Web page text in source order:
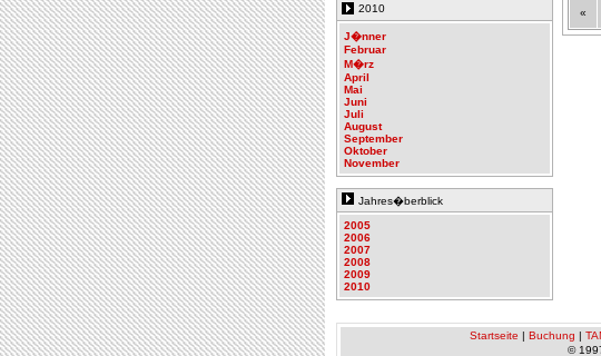
2010
J�nner
Februar
M�rz
April
Mai
Juni
Juli
August
September
Oktober
November
Jahres�berblick
2005
2006
2007
2008
2009
2010
«
Startseite | Buchung |
©